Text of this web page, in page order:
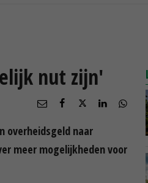
nut zijn'
overheidsgeld naar
meer mogelijkheden voor